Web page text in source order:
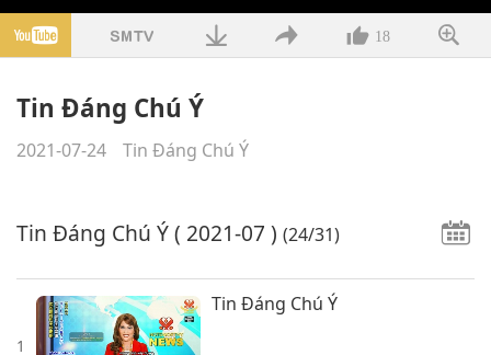
18
Tin Đáng Chú Ý
2021-07-24 Tin Đáng Chú Ý
Tin Đáng Chú Ý( 2021-07 ) (24/31)
1
Tin Đáng Chú Ý